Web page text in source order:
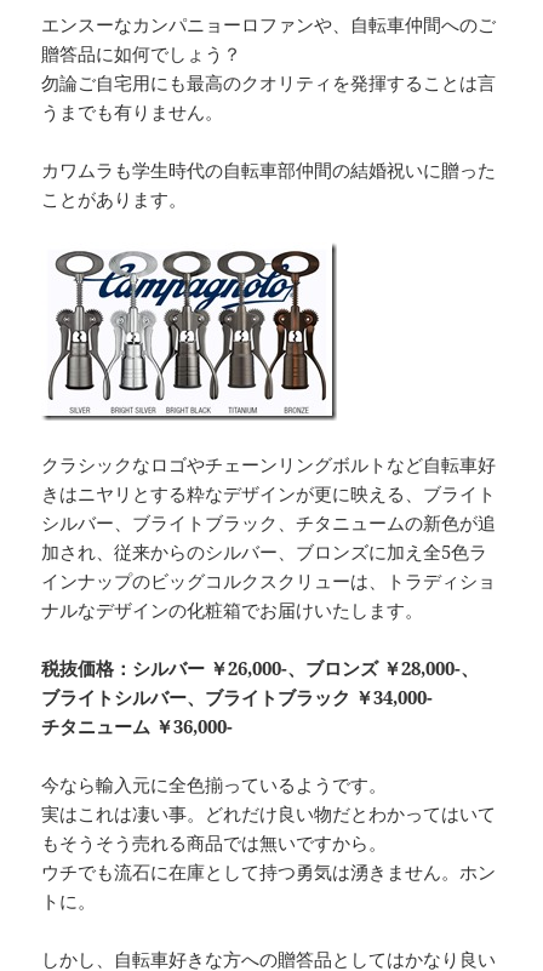
エンスーなカンパニョーロファンや、自転車仲間へのご
贈答品に如何でしょう？
勿論ご自宅用にも最高のクオリティを発揮することは言
うまでも有りません。
カワムラも学生時代の自転車部仲間の結婚祝いに贈った
ことがあります。
クラシックなロゴやチェーンリングボルトなど自転車好
きはニヤリとする粋なデザインが更に映える、ブライト
シルバー、ブライトブラック、チタニュームの新色が追
加され、従来からのシルバー、ブロンズに加え全5色ラ
インナップのビッグコルクスクリューは、トラディショ
ナルなデザインの化粧箱でお届けいたします。
税抜価格：シルバー ￥26,000-、ブロンズ ￥28,000-、
ブライトシルバー、ブライトブラック ￥34,000-
チタニューム ￥36,000-
今なら輸入元に全色揃っているようです。
実はこれは凄い事。どれだけ良い物だとわかってはいて
もそうそう売れる商品では無いですから。
ウチでも流石に在庫として持つ勇気は湧きません。ホン
トに。
しかし、自転車好きな方への贈答品としてはかなり良い